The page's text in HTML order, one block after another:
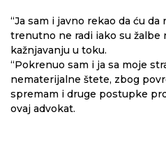
“Ja sam i javno rekao da ću da
trenutno ne radi iako su žalbe
kažnjavanju u toku.
“Pokrenuo sam i ja sa moje
nematerijalne štete, zbog
spremam i druge postupke
ovaj advokat.